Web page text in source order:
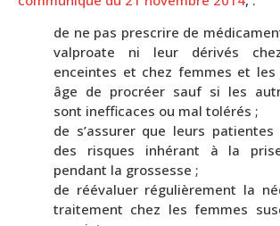
de ne pas prescrire de
valproate ni leur dérivés
enceintes et chez femmes et les
âge de procréer sauf si les
sont inefficaces ou mal tolérés ;
de s’assurer que leurs
des risques inhérant à la
pendant la grossesse ;
de réévaluer régulièrement la
traitement chez les femmes